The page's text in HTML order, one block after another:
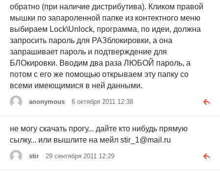
обратно (при наличие дистрибутива). Кликом правой
мышки по запароленной папке из контектного меню
выбираем Lock\Unlock, программа, по идеи, должна
запросить пароль для РАЗблокировки, а она
запрашивает пароль и подтверждение для
БЛОкировки. Вводим два раза ЛЮБОЙ пароль, а
потом с его же помощью открываем эту папку со
всеми имеющимися в ней данными.
anonymous 6 октября 2011 12:38
не могу скачать прогу... дайте кто нибудь прямую
сылку... или вышлите на мейл stir_1@mail.ru
stir 29 сентября 2011 12:29